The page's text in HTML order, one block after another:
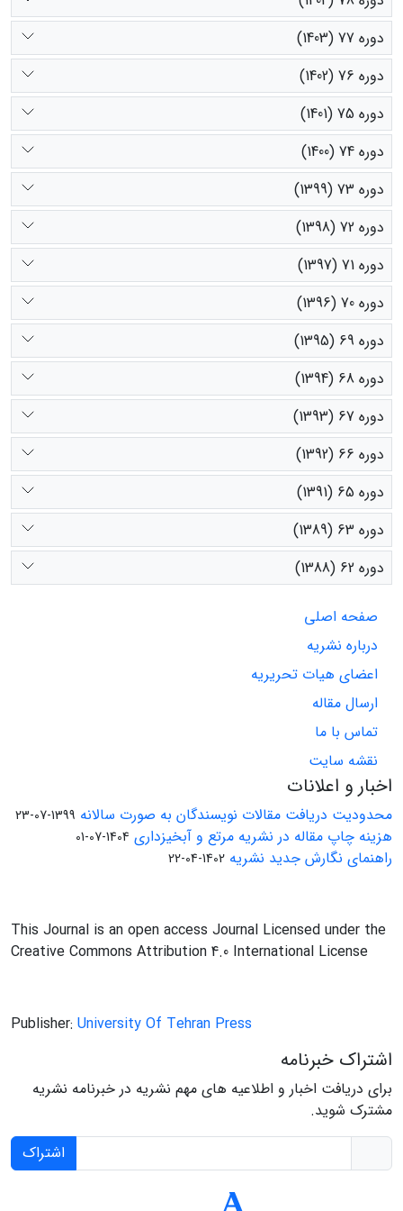
دوره 77 (1403)
دوره 76 (1402)
دوره 75 (1401)
دوره 74 (1400)
دوره 73 (1399)
دوره 72 (1398)
دوره 71 (1397)
دوره 70 (1396)
دوره 69 (1395)
دوره 68 (1394)
دوره 67 (1393)
دوره 66 (1392)
دوره 65 (1391)
دوره 63 (1389)
دوره 62 (1388)
صفحه اصلی
درباره نشریه
اعضای هیات تحریریه
ارسال مقاله
تماس با ما
نقشه سایت
اخبار و اعلانات
محدودیت دریافت مقالات نویسندگان به صورت سالانه 1399-07-23
هزینه چاپ مقاله در نشریه مرتع و آبخیزداری 1404-07-01
راهنمای نگارش جدید نشریه 1402-04-22
This Journal is an open access Journal Licensed under the
Creative Commons Attribution 4.0 International License
Publisher: University Of Tehran Press
اشتراک خبرنامه
برای دریافت اخبار و اطلاعیه های مهم نشریه در خبرنامه نشریه
مشترک شوید.
اشتراک